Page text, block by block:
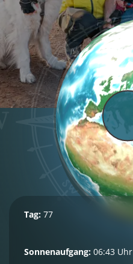
Tag: 77
Sonnenaufgang: 06:43 Uhr